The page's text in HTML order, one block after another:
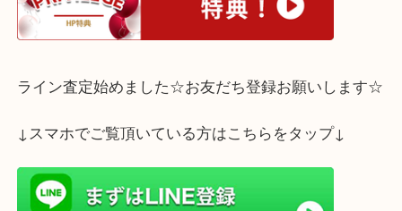
ホームページ特典は下記バナーよりご確認ください